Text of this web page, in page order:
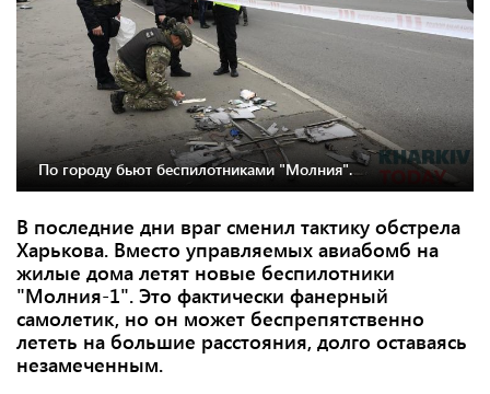
По городу бьют беспилотниками "Молния".
В последние дни враг сменил тактику обстрела
Харькова. Вместо управляемых авиабомб на
жилые дома летят новые беспилотники
"Молния-1". Это фактически фанерный
самолетик, но он может беспрепятственно
лететь на большие расстояния, долго оставаясь
незамеченным.